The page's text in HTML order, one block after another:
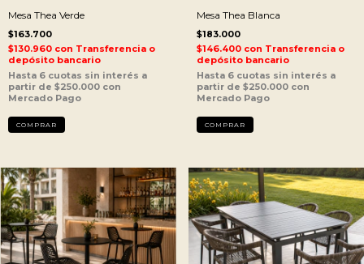
Mesa Thea Verde
$163.700
$130.960 con Transferencia o
depósito bancario
Mesa Thea Blanca
$183.000
$146.400 con Transferencia o
depósito bancario